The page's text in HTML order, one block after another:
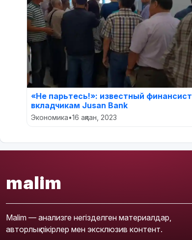
«Не парьтесь!»: известный финансист
вкладчикам Jusan Bank
Экономика•16 ақпан, 2023
malim
Malim — анализге негізделген материалдар,
авторлық пікірлер мен эксклюзив контент.